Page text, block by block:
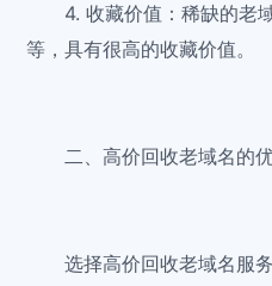
4. 收藏价值：稀缺的老
等，具有很高的收藏价值。
二、高价回收老域名的
选择高价回收老域名服